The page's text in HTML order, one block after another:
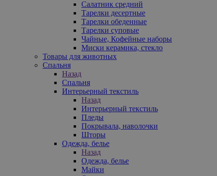
Салатник средний
Тарелки десертные
Тарелки обеденные
Тарелки суповые
Чайные, Кофейные наборы
Миски керамика, стекло
Товары для животных
Спальня
Назад
Спальня
Интерьерный текстиль
Назад
Интерьерный текстиль
Пледы
Покрывала, наволочки
Шторы
Одежда, белье
Назад
Одежда, белье
Майки